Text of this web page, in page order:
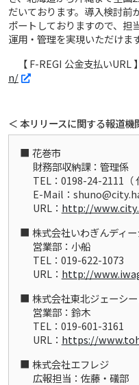
だいております。導入検討前
ポートしておりますので、担
運用・管理を実現いただけます
【 F-REGI 公金支払いURL
n/
＜ 本リリースに関する報道
花巻市
財務部収納課：管理係
TEL：0198-24-2111（
E-Mail：
URL： http://
株式会社いわぎんディ
営業部：小船
TEL：019-622-1073
URL： http://
株式会社東北ジェーシ
営業部：鈴木
TEL：019-601-3161
URL： https://
株式会社エフレジ
広報担当：佐藤・礒部